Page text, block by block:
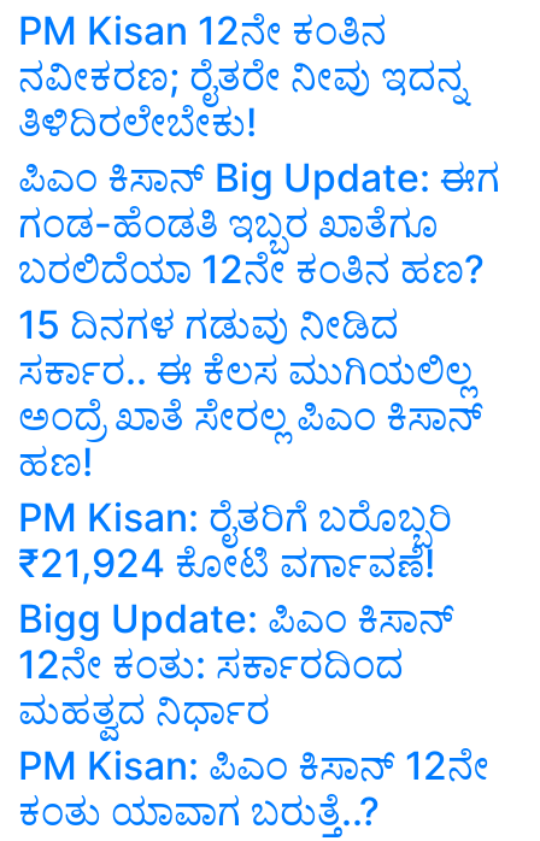
PM Kisan 12ನೇ ಕಂತಿನ
ನವೀಕರಣ; ರೈತರೇ ನೀವು ಇದನ್ನ
ತಿಳಿದಿರಲೇಬೇಕು!
ಪಿಎಂ ಕಿಸಾನ್‌ Big Update: ಈಗ
ಗಂಡ-ಹೆಂಡತಿ ಇಬ್ಬರ ಖಾತೆಗೂ
ಬರಲಿದೆಯಾ 12ನೇ ಕಂತಿನ ಹಣ?
15 ದಿನಗಳ ಗಡುವು ನೀಡಿದ
ಸರ್ಕಾರ.. ಈ ಕೆಲಸ ಮುಗಿಯಲಿಲ್ಲ
ಅಂದ್ರೆ ಖಾತೆ ಸೇರಲ್ಲ ಪಿಎಂ ಕಿಸಾನ್‌
ಹಣ!
PM Kisan: ರೈತರಿಗೆ ಬರೊಬ್ಬರಿ
₹21,924 ಕೋಟಿ ವರ್ಗಾವಣೆ!
Bigg Update: ಪಿಎಂ ಕಿಸಾನ್‌
12ನೇ ಕಂತು: ಸರ್ಕಾರದಿಂದ
ಮಹತ್ವದ ನಿರ್ಧಾರ
PM Kisan: ಪಿಎಂ ಕಿಸಾನ್‌ 12ನೇ
ಕಂತು ಯಾವಾಗ ಬರುತ್ತೆ..?